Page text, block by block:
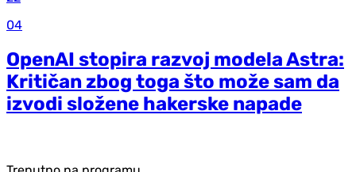
04
OpenAI stopira razvoj modela Astra:
Kritičan zbog toga što može sam da
izvodi složene hakerske napade